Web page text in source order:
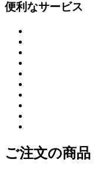
便利なサービス
ご注文の商品